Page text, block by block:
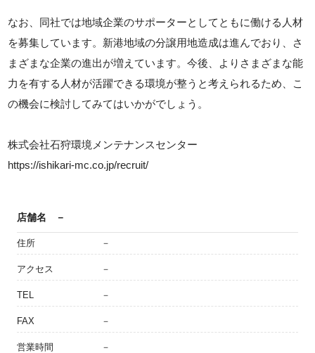
なお、同社では地域企業のサポーターとしてともに働ける人材
を募集しています。新港地域の分譲用地造成は進んでおり、さ
まざまな企業の進出が増えています。今後、よりさまざまな能
力を有する人材が活躍できる環境が整うと考えられるため、こ
の機会に検討してみてはいかがでしょう。
株式会社石狩環境メンテナンスセンター
https://ishikari-mc.co.jp/recruit/
店舗名 －
住所 －
アクセス －
TEL －
FAX －
営業時間 －